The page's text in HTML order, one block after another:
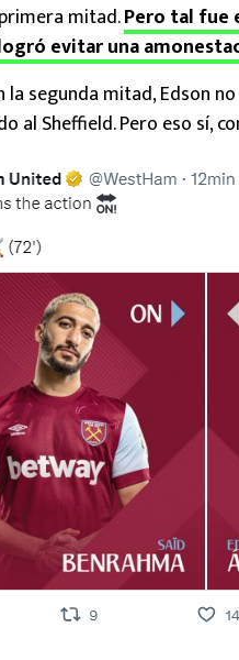
mitad.Pero tal fue
evitar una
la segunda mitad, Edson
al Sheffield. Pero eso sí,